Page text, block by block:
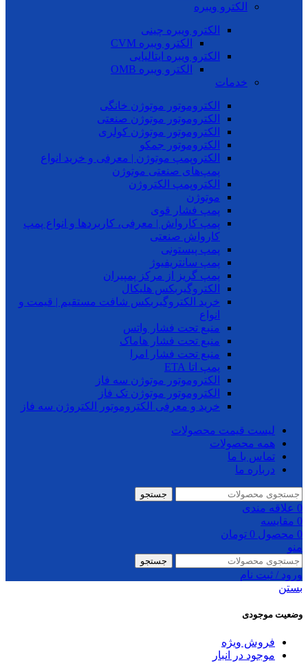
الکترو ویبره
الکترو ویبره چینی
الکترو ویبره CVM
الکترو ویبره ایتالیایی
الکترو ویبره OMB
خدمات
الکتروموتور موتوژن خانگی
الکتروموتور موتوژن صنعتی
الکتروموتور موتوژن کولری
الکتروموتور جمکو
الکتروپمپ موتوژن | معرفی و خرید انواع
پمپ‌های صنعتی موتوژن
الکتروپمپ الکتروژن
موتوژن
پمپ فشار قوی
پمپ کارواش | معرفی، کاربردها و انواع پمپ
کارواش صنعتی
پمپ پیستونی
پمپ سانتریفیوژ
پمپ گریز از مرکز پمپیران
الکتروگیربکس هلیکال
خرید الکتروگیربکس شافت مستقیم | قیمت و
انواع
منبع تحت فشار واتس
منبع تحت فشار هاماک
منبع تحت فشار امرا
پمپ اتا ETA
الکتروموتور موتوژن سه فاز
الکتروموتور موتوژن تک فاز
خرید و معرفی الکتروموتور الکتروژن سه فاز
لیست قیمت محصولات
همه محصولات
تماس با ما
درباره ما
جستجو
0 علاقه مندی
0 مقایسه
0 محصول 0 تومان
منو
جستجو
ورود / ثبت نام
بستن
وضعیت موجودی
فروش ویژه
موجود در انبار